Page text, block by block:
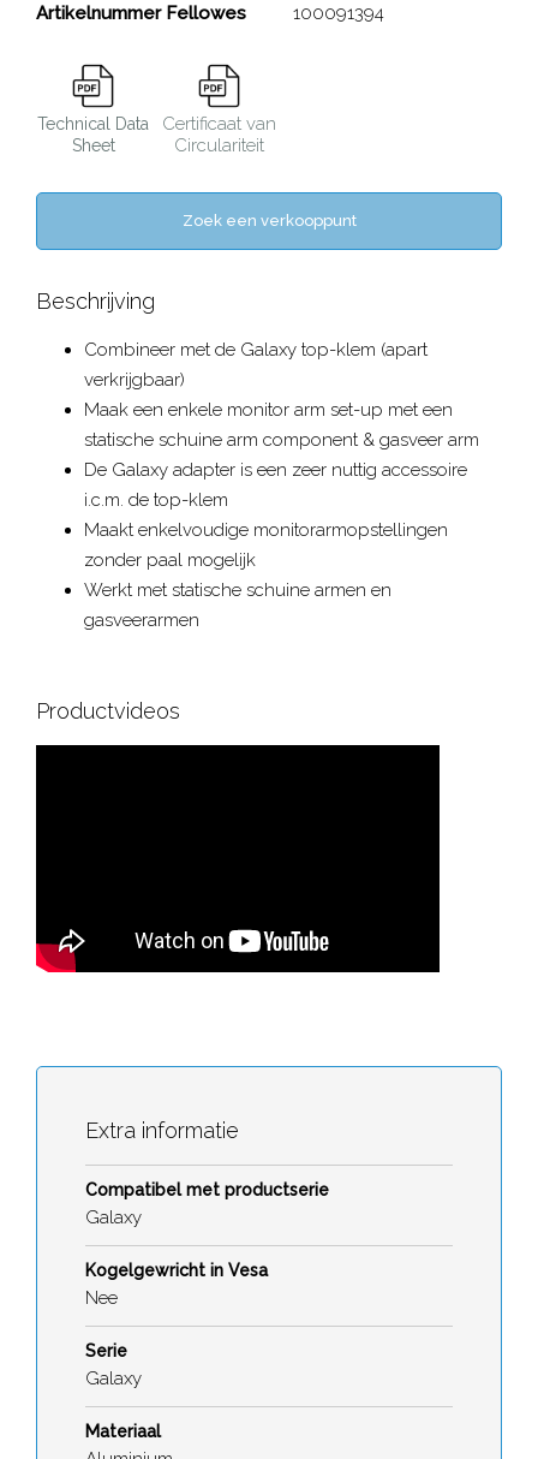
Artikelnummer Fellowes
100091394
Technical Data
Sheet
Certificaat van
Circulariteit
Zoek een verkooppunt
Beschrijving
Combineer met de Galaxy top-klem (apart
verkrijgbaar)
Maak een enkele monitor arm set-up met een
statische schuine arm component & gasveer arm
De Galaxy adapter is een zeer nuttig accessoire
i.c.m. de top-klem
Maakt enkelvoudige monitorarmopstellingen
zonder paal mogelijk
Werkt met statische schuine armen en
gasveerarmen
Productvideos
Extra informatie
Compatibel met productserie
Galaxy
Kogelgewricht in Vesa
Nee
Serie
Galaxy
Materiaal